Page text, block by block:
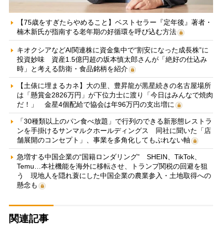
【75歳をすぎたらやめること】ベストセラー『定年後』著者・
楠木新氏が指南する老年期の好循環を呼び込む方法
キオクシアなどAI関連株に資金集中で“割安になった成長株”に
投資妙味 資産1.5億円超の坂本慎太郎さんが「絶好の仕込み
時」と考える防衛・食品銘柄を紹介
【土俵に埋まるカネ】大の里、豊昇龍が黒星続きの名古屋場所
は「懸賞金2826万円」が下位力士に渡り「今日はみんなで焼肉
だ！」 金星4個配給で協会は年96万円の支出増に
「30種類以上のパン食べ放題」で行列のできる新形態レストラ
ンを手掛けるサンマルクホールディングス 同社に聞いた「店
舗展開のコンセプト」、事業を多角化してもぶれない軸
急増する中国企業の“国籍ロンダリング” SHEIN、TikTok、
Temu…本社機能を海外に移転させ、トランプ関税の回避を狙
う 現地人を隠れ蓑にした中国企業の農業参入・土地取得への
懸念も
関連記事